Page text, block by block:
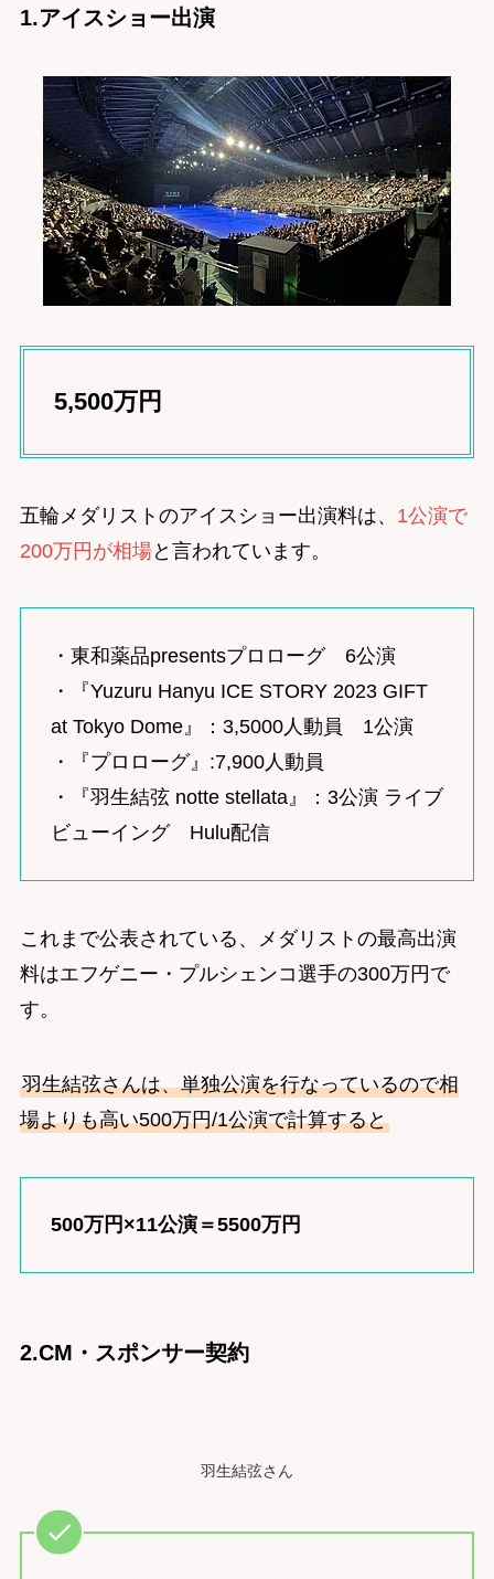
1.アイスショー出演
5,500万円
五輪メダリストのアイスショー出演料は、 1公演で
200万円が相場と言われています。
・ 東和薬品presentsプロローグ6公演
・『Yuzuru Hanyu ICE STORY 2023 GIFT
at Tokyo Dome』：3,5000人動員 1公演
・『プロローグ』:7,900人動員
・『羽生結弦 notte stellata』：3公演 ライブ
ビューイング Hulu配信
これまで公表されている、メダリストの最高出演
料はエフゲニー・プルシェンコ選手の300万円で
す。
羽生結弦さんは、単独公演を行なっているので相
場よりも高い500万円/1公演で計算すると
500万円×11公演＝5500万円
2.CM・スポンサー契約
羽生結弦さん